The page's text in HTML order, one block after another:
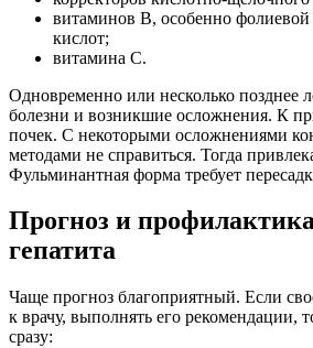
витаминов B, особенно
кислот;
витамина C.
Одновременно или несколько позднее
болезни и возникшие осложнения. К
почек. С некоторыми осложнениями
методами не справиться. Тогда
Фульминантная форма требует
Прогноз и
гепатита
Чаще прогноз благоприятный. Если
к врачу, выполнять его рекомендации,
сразу: